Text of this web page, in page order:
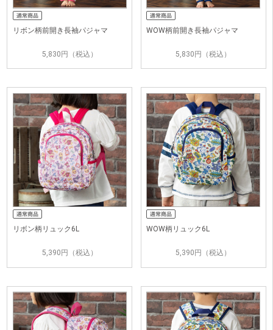
リボン柄前開き長袖パジャマ
5,830円（税込）
WOW柄前開き長袖パジャマ
5,830円（税込）
リボン柄リュック6L
5,390円（税込）
WOW柄リュック6L
5,390円（税込）